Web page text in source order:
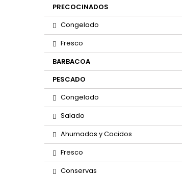
PRECOCINADOS
Congelado
Fresco
BARBACOA
PESCADO
Congelado
Salado
Ahumados y Cocidos
Fresco
Conservas